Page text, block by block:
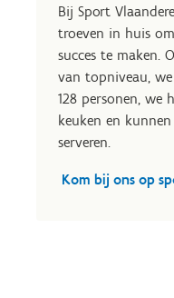
Bij Sport
troeven in huis
succes te maken.
van topniveau,
128 personen, we
keuken en
serveren.
Kom bij ons op